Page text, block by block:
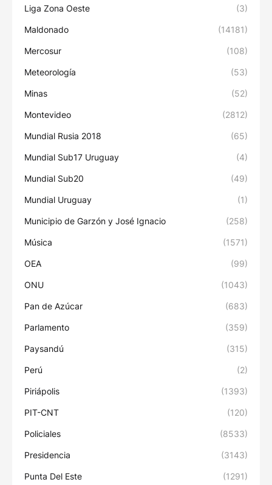
Liga Zona Oeste (3)
Maldonado (14181)
Mercosur (108)
Meteorología (53)
Minas (52)
Montevideo (2812)
Mundial Rusia 2018 (65)
Mundial Sub17 Uruguay (4)
Mundial Sub20 (49)
Mundial Uruguay (1)
Municipio de Garzón y José Ignacio (258)
Música (1571)
OEA (99)
ONU (1043)
Pan de Azúcar (683)
Parlamento (359)
Paysandú (315)
Perú (2)
Piriápolis (1393)
PIT-CNT (120)
Policiales (8533)
Presidencia (3143)
Punta Del Este (1291)